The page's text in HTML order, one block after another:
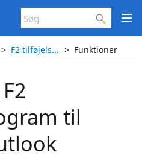
F2 tilføjels... Funktioner
til